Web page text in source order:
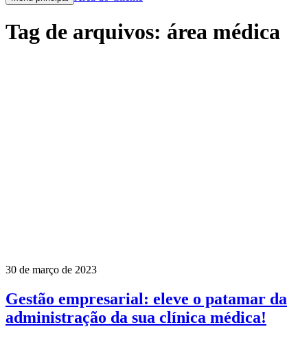
Tag de arquivos: área médica
30 de março de 2023
Gestão empresarial: eleve o patamar da
administração da sua clínica médica!